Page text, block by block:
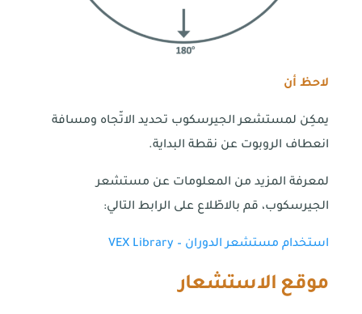
لاحظ أن
يمكِن لمستشعر الجيرسكوب تحديد الاتّجاه ومسافة
انعطاف الروبوت عن نقطة البداية.
لمعرفة المزيد من المعلومات عن مستشعر
الجيرسكوب، قم بالاطّلاع على الرابط التالي:
استخدام مستشعر الدوران – VEX Library
موقع الاستشعار